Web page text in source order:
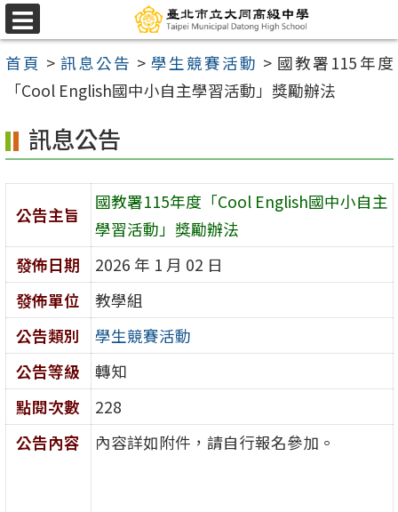
跳
至
主
容
區
選
單
首頁 > 訊息公告 > 學生競賽活動 > 國教署115年度
「Cool English國中小自主學習活動」獎勵辦法
訊息公告
公告主旨
國教署115年度「Cool English國中小自主
學習活動」獎勵辦法
發佈日期
2026 年 1 月 02 日
發佈單位
教學組
公告類別
學生競賽活動
公告等級
轉知
點閱次數
228
公告內容
內容詳如附件，請自行報名參加。